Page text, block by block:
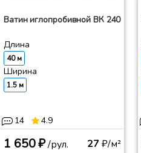
Ватин иглопробивной ВК 240
Длина
40 м
Ширина
1.5 м
14 4.9
1 650 ₽/рул. 27₽/м²